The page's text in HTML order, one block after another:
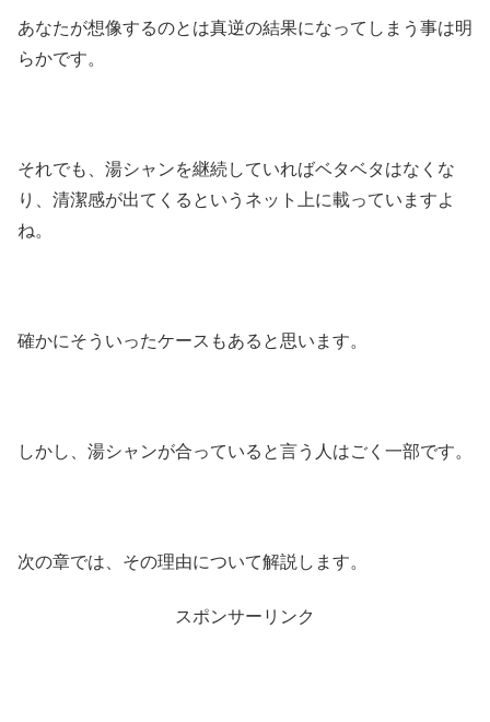
あなたが想像するのとは真逆の結果になってしまう事は明
らかです。
それでも、湯シャンを継続していればベタベタはなくな
り、清潔感が出てくるというネット上に載っていますよ
ね。
確かにそういったケースもあると思います。
しかし、湯シャンが合っていると言う人はごく一部です。
次の章では、その理由について解説します。
スポンサーリンク